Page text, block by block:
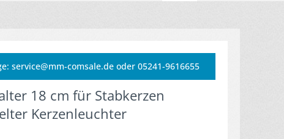
service@mm-comsale.de oder 05241-9616655
18 cm für Stabkerzen
Kerzenleuchter